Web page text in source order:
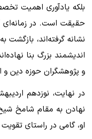
بلکه یادآوری اهمیت
حقیقت است. در زمانه‌ای
نشانه گرفته‌اند،
اندیشمند بزرگ بنا
و پژوهشگران حوزه دین و
در نهایت، نوزدهم
نهادن به مقام شامخ
او، گامی در راستای